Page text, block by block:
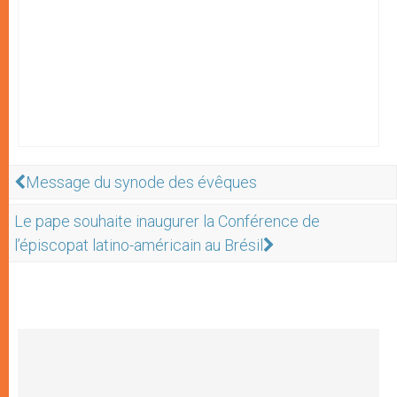
Message du synode des évêques
Le pape souhaite inaugurer la Conférence de
l’épiscopat latino-américain au Brésil